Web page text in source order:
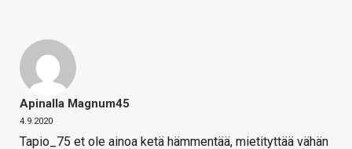
Apinalla Magnum45
4.9.2020
Tapio_75 et ole ainoa ketä hämmentää, mietityttää vähän